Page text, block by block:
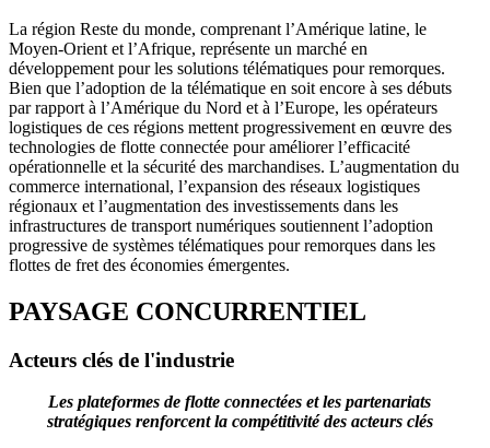
La région Reste du monde, comprenant l’Amérique latine, le
Moyen-Orient et l’Afrique, représente un marché en
développement pour les solutions télématiques pour remorques.
Bien que l’adoption de la télématique en soit encore à ses débuts
par rapport à l’Amérique du Nord et à l’Europe, les opérateurs
logistiques de ces régions mettent progressivement en œuvre des
technologies de flotte connectée pour améliorer l’efficacité
opérationnelle et la sécurité des marchandises. L’augmentation du
commerce international, l’expansion des réseaux logistiques
régionaux et l’augmentation des investissements dans les
infrastructures de transport numériques soutiennent l’adoption
progressive de systèmes télématiques pour remorques dans les
flottes de fret des économies émergentes.
PAYSAGE CONCURRENTIEL
Acteurs clés de l'industrie
Les plateformes de flotte connectées et les partenariats
stratégiques renforcent la compétitivité des acteurs clés